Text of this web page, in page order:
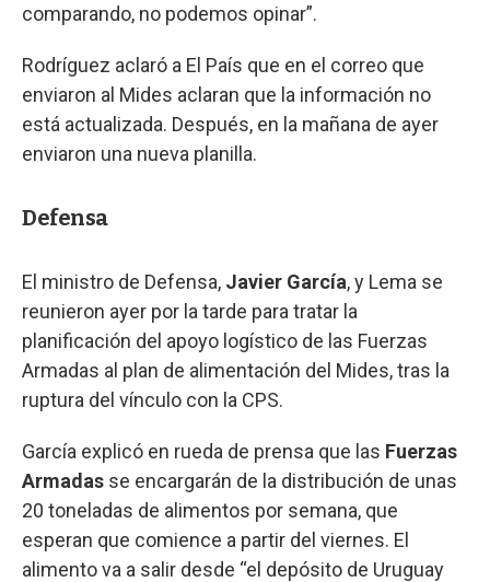
comparando, no podemos opinar”.
Rodríguez aclaró a El País que en el correo que
enviaron al Mides aclaran que la información no
está actualizada. Después, en la mañana de ayer
enviaron una nueva planilla.
Defensa
El ministro de Defensa, Javier García, y Lema se
reunieron ayer por la tarde para tratar la
planificación del apoyo logístico de las Fuerzas
Armadas al plan de alimentación del Mides, tras la
ruptura del vínculo con la CPS.
García explicó en rueda de prensa que las Fuerzas
Armadas se encargarán de la distribución de unas
20 toneladas de alimentos por semana, que
esperan que comience a partir del viernes. El
alimento va a salir desde “el depósito de Uruguay